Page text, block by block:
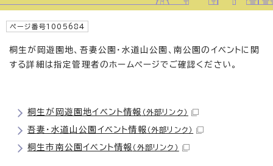
ページ番号1005684
桐生が岡遊園地、吾妻公園・水道山公園、南公園のイベントに関
する詳細は指定管理者のホームページでご確認ください。
桐生が岡遊園地イベント情報 （外部リンク）
吾妻・水道山公園イベント情報 （外部リンク）
桐生市南公園イベント情報 （外部リンク）